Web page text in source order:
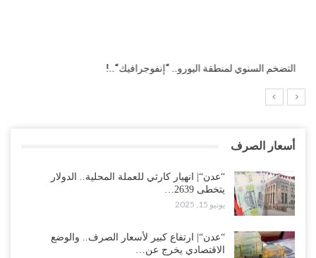
التضخم السنوي لمنطقة اليورو.. “إنفوجرافيك“..!
أسعار الصرف
“عدن“| انهيار كارثي للعملة المحلية.. الدولار
يتخطى 2639…
يونيو 15, 2025
“عدن“| ارتفاع كبير لأسعار الصرف.. والوضع
الاقتصادي يخرج عن…